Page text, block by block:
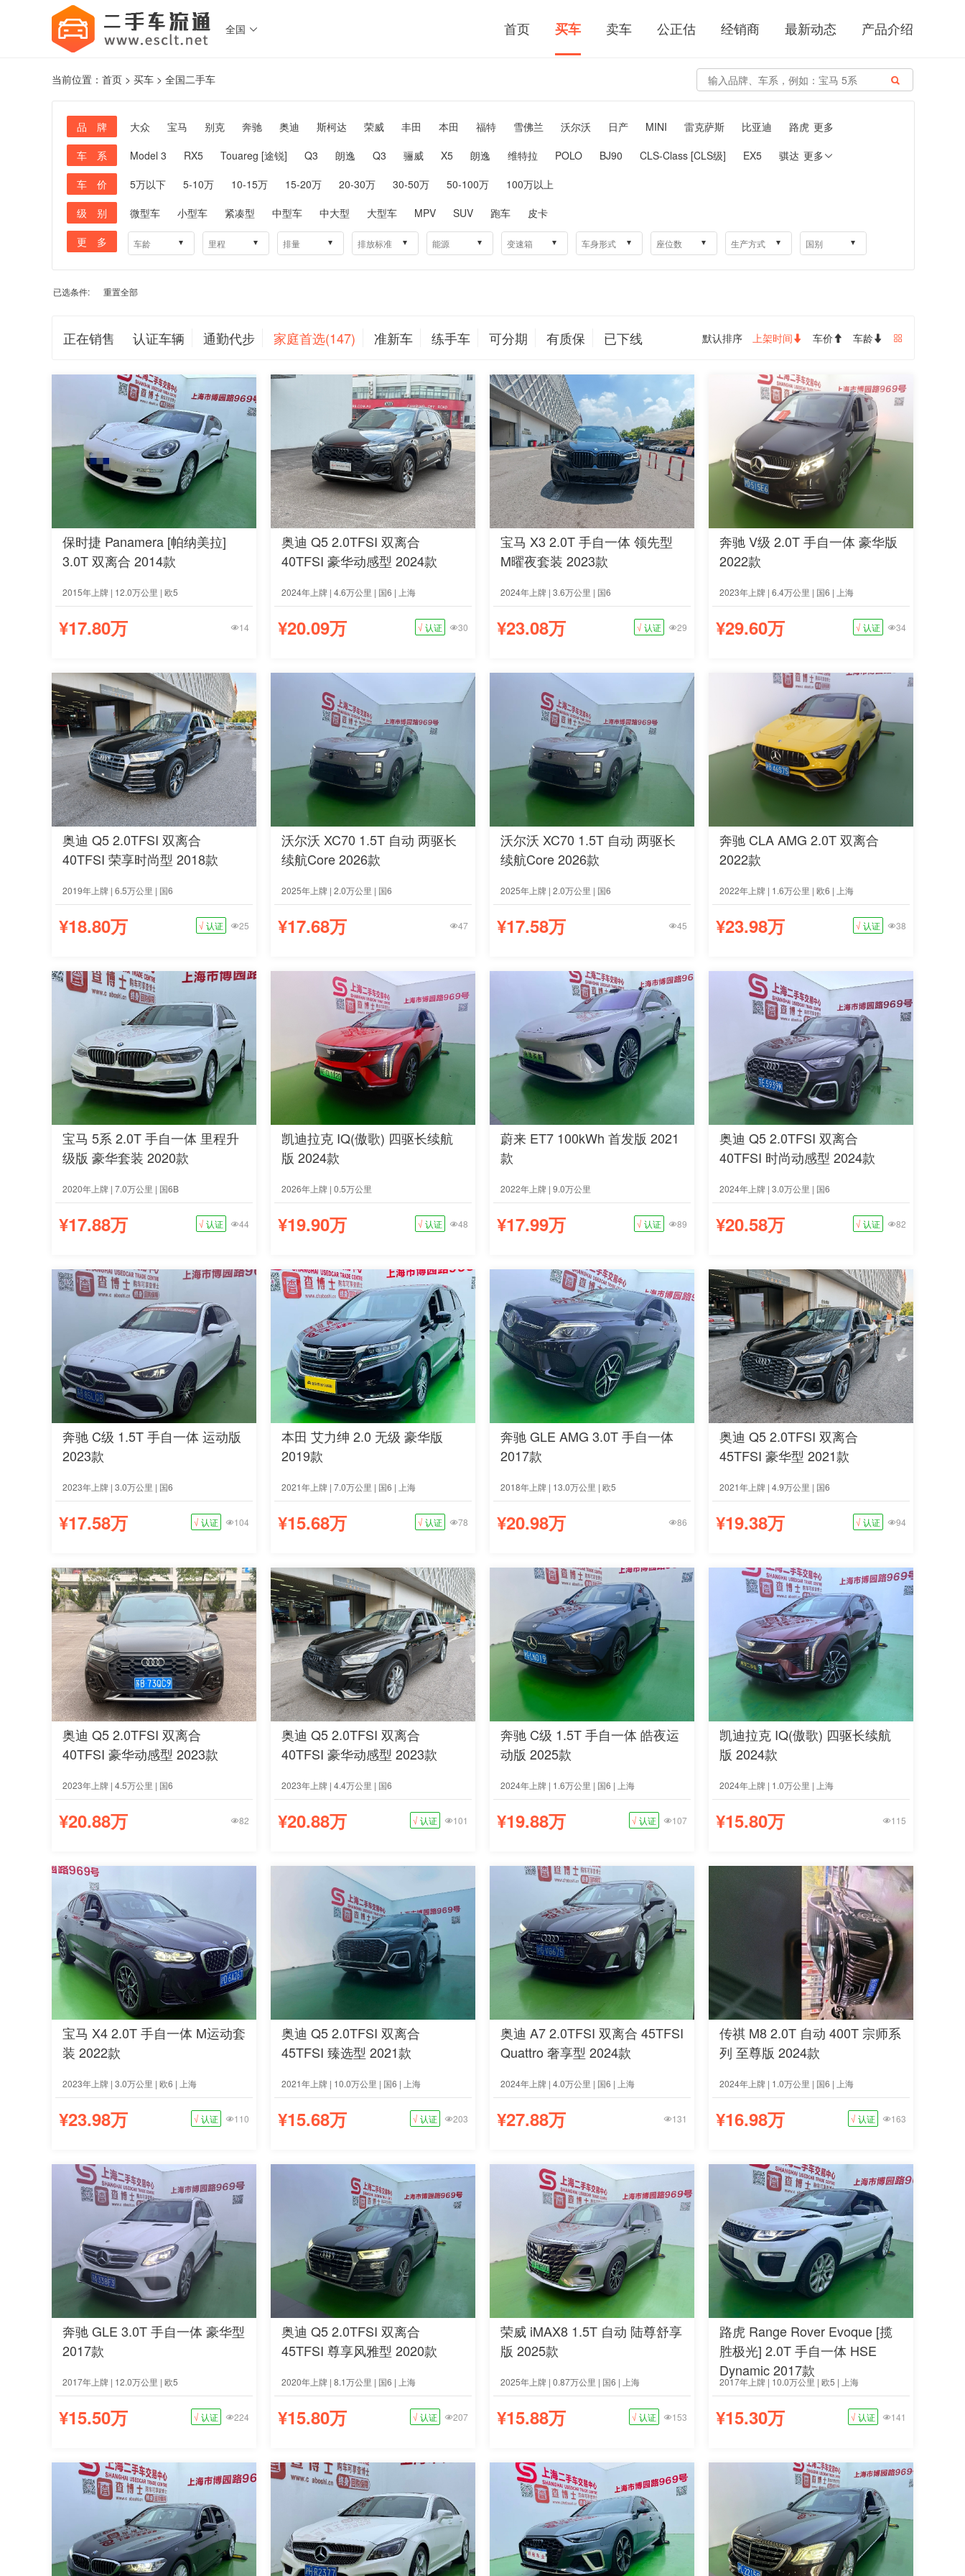
全国  产品介绍
最新动态
经销商
公正估
卖车
买车
首页
当前位置： 首页 > 买车 > 全国二手车 
品 牌 大众 宝马 别克 奔驰 奥迪 斯柯达 荣威 丰田 本田 福特 雪佛兰 沃尔沃 日产 MINI 雷克萨斯 比亚迪 路虎 更多
车 系
Model 3 RX5 Touareg [途锐] Q3 朗逸 Q3 骊威 X5 朗逸 维特拉 POLO BJ90 CLS-Class [CLS级] EX5 骐达 更多 
车 价 5万以下 5-10万 10-15万 15-20万 20-30万 30-50万 50-100万
100万以上
级 别
微型车 小型车 紧凑型 中型车 中大型 大型车 MPV SUV 跑车
皮卡
更 多
已选条件: 重置全部
正在销售 认证车辆 通勤代步 家庭首选(147) 准新车 练手车 可分期 有质保 已下线 默认排序 上架时间  车价  车龄 
保时捷 Panamera [帕纳美拉]
3.0T 双离合 2014款
2015年上牌 | 12.0万公里 | 欧5
¥17.80万 14
奥迪 Q5 2.0TFSI 双离合
40TFSI 豪华动感型 2024款
2024年上牌 | 4.6万公里 | 国6 | 上海
¥20.09万 √ 认证 30
宝马 X3 2.0T 手自一体 领先型
M曜夜套装 2023款
2024年上牌 | 3.6万公里 | 国6
¥23.08万 √ 认证 29
奔驰 V级 2.0T 手自一体 豪华版
2022款
2023年上牌 | 6.4万公里 | 国6 | 上海
¥29.60万 √ 认证 34
奥迪 Q5 2.0TFSI 双离合
40TFSI 荣享时尚型 2018款
2019年上牌 | 6.5万公里 | 国6
¥18.80万 √ 认证 25
沃尔沃 XC70 1.5T 自动 两驱长
续航Core 2026款
2025年上牌 | 2.0万公里 | 国6
¥17.68万 47
沃尔沃 XC70 1.5T 自动 两驱长
续航Core 2026款
2025年上牌 | 2.0万公里 | 国6
¥17.58万 45
奔驰 CLA AMG 2.0T 双离合
2022款
2022年上牌 | 1.6万公里 | 欧6 | 上海
¥23.98万 √ 认证 38
宝马 5系 2.0T 手自一体 里程升
级版 豪华套装 2020款
2020年上牌 | 7.0万公里 | 国6B
¥17.88万 √ 认证 44
凯迪拉克 IQ(傲歌) 四驱长续航
版 2024款
2026年上牌 | 0.5万公里
¥19.90万 √ 认证 48
蔚来 ET7 100kWh 首发版 2021
款
2022年上牌 | 9.0万公里
¥17.99万 √ 认证 89
奥迪 Q5 2.0TFSI 双离合
40TFSI 时尚动感型 2024款
2024年上牌 | 3.0万公里 | 国6
¥20.58万 √ 认证 82
奔驰 C级 1.5T 手自一体 运动版
2023款
2023年上牌 | 3.0万公里 | 国6
¥17.58万 √ 认证 104
本田 艾力绅 2.0 无级 豪华版
2019款
2021年上牌 | 7.0万公里 | 国6 | 上海
¥15.68万 √ 认证 78
奔驰 GLE AMG 3.0T 手自一体
2017款
2018年上牌 | 13.0万公里 | 欧5
¥20.98万 86
奥迪 Q5 2.0TFSI 双离合
45TFSI 豪华型 2021款
2021年上牌 | 4.9万公里 | 国6
¥19.38万 √ 认证 94
奥迪 Q5 2.0TFSI 双离合
40TFSI 豪华动感型 2023款
2023年上牌 | 4.5万公里 | 国6
¥20.88万 82
奥迪 Q5 2.0TFSI 双离合
40TFSI 豪华动感型 2023款
2023年上牌 | 4.4万公里 | 国6
¥20.88万 √ 认证 101
奔驰 C级 1.5T 手自一体 皓夜运
动版 2025款
2024年上牌 | 1.6万公里 | 国6 | 上海
¥19.88万 √ 认证 107
凯迪拉克 IQ(傲歌) 四驱长续航
版 2024款
2024年上牌 | 1.0万公里 | 上海
¥15.80万 115
宝马 X4 2.0T 手自一体 M运动套
装 2022款
2023年上牌 | 3.0万公里 | 欧6 | 上海
¥23.98万 √ 认证 110
奥迪 Q5 2.0TFSI 双离合
45TFSI 臻选型 2021款
2021年上牌 | 10.0万公里 | 国6 | 上海
¥15.68万 √ 认证 203
奥迪 A7 2.0TFSI 双离合 45TFSI
Quattro 奢享型 2024款
2024年上牌 | 4.0万公里 | 国6 | 上海
¥27.88万 131
传祺 M8 2.0T 自动 400T 宗师系
列 至尊版 2024款
2024年上牌 | 1.0万公里 | 国6 | 上海
¥16.98万 √ 认证 163
奔驰 GLE 3.0T 手自一体 豪华型
2017款
2017年上牌 | 12.0万公里 | 欧5
¥15.50万 √ 认证 224
奥迪 Q5 2.0TFSI 双离合
45TFSI 尊享风雅型 2020款
2020年上牌 | 8.1万公里 | 国6 | 上海
¥15.80万 √ 认证 207
荣威 iMAX8 1.5T 自动 陆尊舒享
版 2025款
2025年上牌 | 0.87万公里 | 国6 | 上海
¥15.88万 √ 认证 153
路虎 Range Rover Evoque [揽
胜极光] 2.0T 手自一体 HSE
Dynamic 2017款
2017年上牌 | 10.0万公里 | 欧5 | 上海
¥15.30万 √ 认证 141